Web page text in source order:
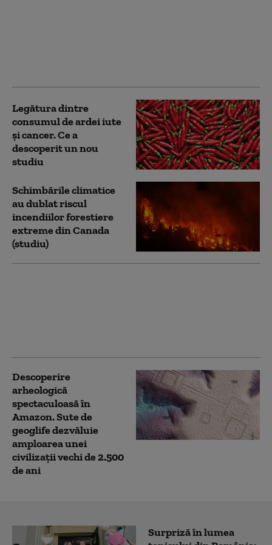
Legătura dintre
consumul de ardei iute
și cancer. Ce a
descoperit un nou
studiu
Schimbările climatice
au dublat riscul
incendiilor forestiere
extreme din Canada
(studiu)
Descoperire
arheologică
spectaculoasă în
Amazon. Sute de
geoglife dezvăluie
amploarea unei
civilizații vechi de 2.500
de ani
Surpriză în lumea